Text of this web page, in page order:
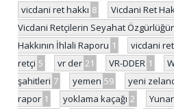
vicdani ret hakkı 8
Vicdani Ret
Vicdani Retçilerin Seyahat
Hakkının İhlali Raporu 1 vicdani
retçi 5 vr der 21 VR-DDER 1
şahitleri 7 yemen 59 yeni
rapor 1 yoklama kaçağı 2